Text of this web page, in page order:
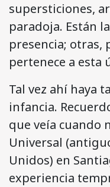
supersticiones,
paradoja. Están
presencia;
pertenece a esta
Tal vez ahí haya
infancia.
que veía cuando
Universal
Unidos) en
experiencia